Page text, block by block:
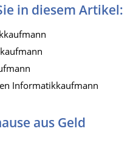
in diesem Artikel:
Informatikkaufmann
aus Geld